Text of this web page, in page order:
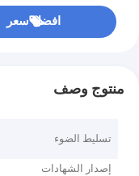
افضل سعر
منتوج وصف
تسليط الضوء
إصدار الشهادات